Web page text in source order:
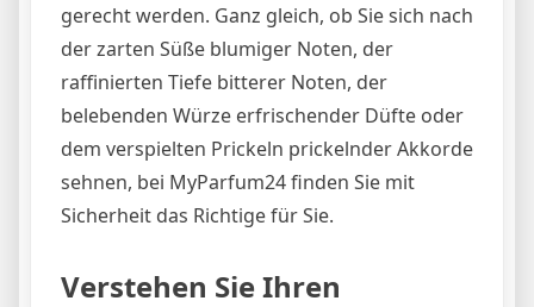
gerecht werden. Ganz gleich, ob Sie sich nach
der zarten Süße blumiger Noten, der
raffinierten Tiefe bitterer Noten, der
belebenden Würze erfrischender Düfte oder
dem verspielten Prickeln prickelnder Akkorde
sehnen, bei MyParfum24 finden Sie mit
Sicherheit das Richtige für Sie.
Verstehen Sie Ihren